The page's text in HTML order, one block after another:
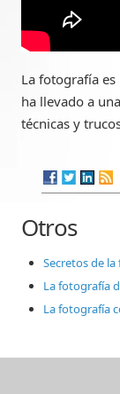
La fotografía
ha llevado a
técnicas y
Otros
Secretos de
La fotografía
La fotografía